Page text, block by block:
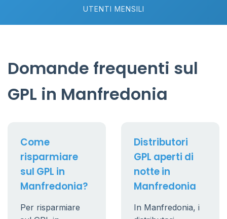
UTENTI MENSILI
Domande frequenti sul
GPL in Manfredonia
Come
risparmiare
sul GPL in
Manfredonia?
Per risparmiare
Distributori
GPL aperti di
notte in
Manfredonia
In Manfredonia, i